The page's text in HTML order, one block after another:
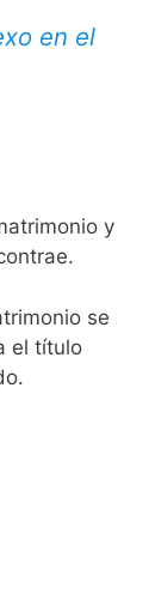
en el
y
se
el título